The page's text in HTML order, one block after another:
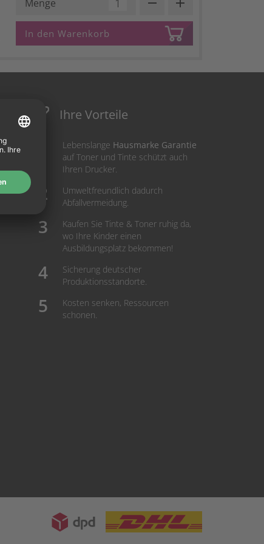
Menge remove add
In den Warenkorb
Ihre Vorteile
Lebenslange Hausmarke Garantie
auf Toner und Tinte schützt auch
Ihren Drucker.
Umweltfreundlich dadurch
Abfallvermeidung.
Kaufen Sie Tinte & Toner ruhig da,
wo Ihre Kinder einen
Ausbildungsplatz bekommen!
Sicherung deutscher
Produktionsstandorte.
Kosten senken, Ressourcen
schonen.